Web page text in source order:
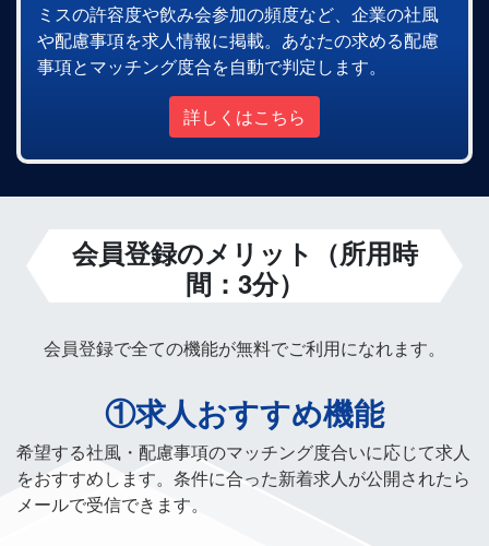
ミスの許容度や飲み会参加の頻度など、企業の社風
や配慮事項を求人情報に掲載。あなたの求める配慮
事項とマッチング度合を自動で判定します。
詳しくはこちら
会員登録のメリット（所用時
間：3分）
会員登録で全ての機能が無料でご利用になれます。
①求人おすすめ機能
希望する社風・配慮事項のマッチング度合いに応じて求人
をおすすめします。条件に合った新着求人が公開されたら
メールで受信できます。